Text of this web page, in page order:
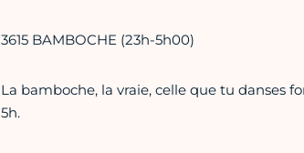
3615 BAMBOCHE (23h-5h00)
La bamboche, la vraie, celle que tu danses
5h.